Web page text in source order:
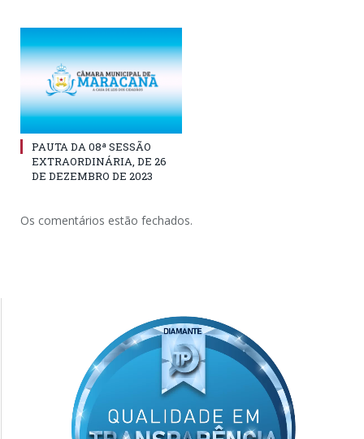
PAUTA DA 08ª SESSÃO
EXTRAORDINÁRIA, DE 26
DE DEZEMBRO DE 2023
Os comentários estão fechados.